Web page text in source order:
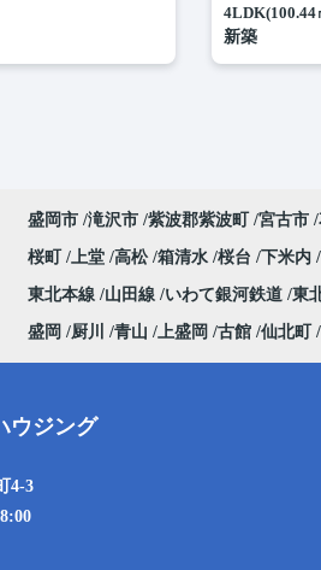
4LDK(100.44
新築
盛岡市 滝沢市 紫波郡紫波町 宮古市
桜町 上堂 高松 箱清水 桜台 下米内
東北本線 山田線 いわて銀河鉄道 東
盛岡 厨川 青山 上盛岡 古館 仙北町
ウジング
4-3